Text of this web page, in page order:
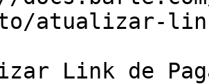
atualizar-
Link de